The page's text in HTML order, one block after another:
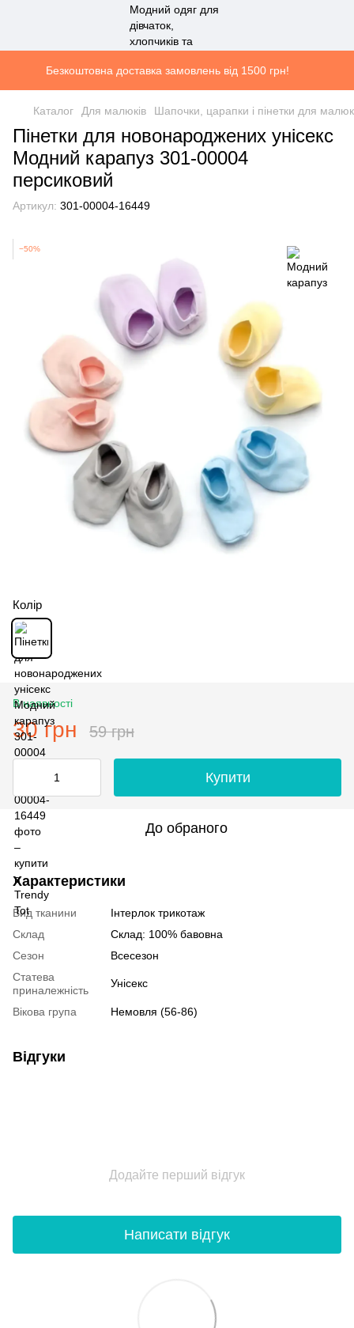
Безкоштовна доставка замовлень від 1500 грн!
Каталог Для малюків Шапочки, царапки і пінетки для
Пінетки для новонароджених унісекс
Модний карапуз 301-00004
персиковий
Артикул: 301-00004-16449
−50%
Колір
В наявності
30 грн 59 грн
Купити
До обраного
Характеристики
Вид тканини
Інтерлок трикотаж
Склад
Склад: 100% бавовна
Сезон
Всесезон
Статева
приналежність
Унісекс
Вікова група Немовля (56-86)
Відгуки
Додайте перший відгук
Написати відгук